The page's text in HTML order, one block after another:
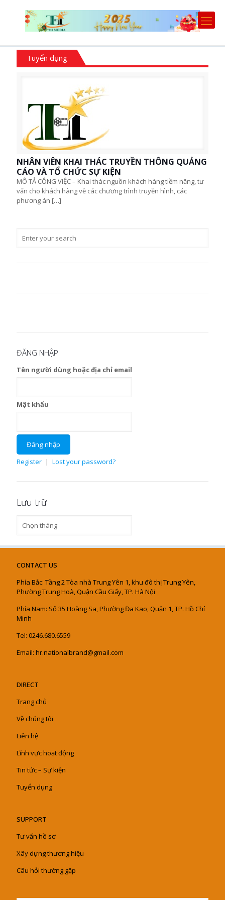
Tuyển dụng
NHÂN VIÊN KHAI THÁC TRUYỀN THÔNG QUẢNG
CÁO VÀ TỔ CHỨC SỰ KIỆN
MÔ TẢ CÔNG VIỆC – Khai thác nguồn khách hàng tiềm năng, tư
vấn cho khách hàng về các chương trình truyền hình, các
phương án […]
ĐĂNG NHẬP
Tên người dùng hoặc địa chỉ email
Mật khẩu
Register | Lost your password?
Lưu trữ
trữ
CONTACT US
Phía Bắc: Tầng 2 Tòa nhà Trung Yên 1, khu đô thị Trung Yên,
Phường Trung Hoà, Quận Cầu Giấy, TP. Hà Nội
Phía Nam: Số 35 Hoàng Sa, Phường Đa Kao, Quận 1, TP. Hồ Chí
Minh
Tel: 0246.680.6559
Email: hr.nationalbrand@gmail.com
DIRECT
Trang chủ
Về chúng tôi
Liên hệ
Lĩnh vực hoạt động
Tin tức – Sự kiện
Tuyển dụng
SUPPORT
Tư vấn hồ sơ
Xây dựng thương hiệu
Câu hỏi thường gặp